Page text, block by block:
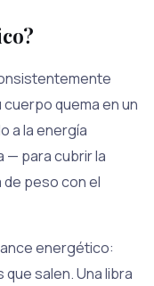
quema en un
a la energía
— para cubrir la
peso con el
energético:
salen. Una libra